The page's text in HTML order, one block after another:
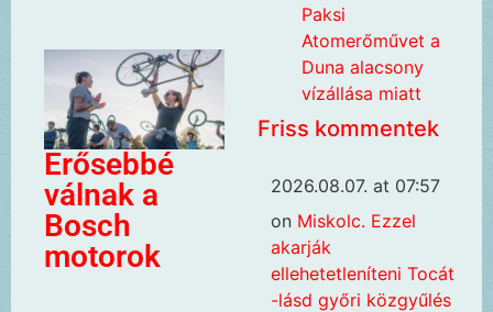
Erősebbé
válnak a
Bosch
motorok
Paksi
Atomerőművet a
Duna alacsony
vízállása miatt
Friss kommentek
2026.08.07. at 07:57
on Miskolc. Ezzel
akarják
ellehetetleníteni Tocát
-lásd győri közgyűlés